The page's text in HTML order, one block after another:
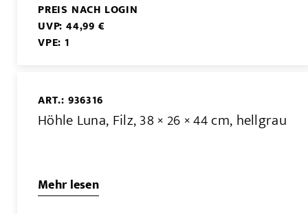
PREIS NACH LOGIN
UVP: 44,99 €
VPE: 1
ART.: 936316
Höhle Luna, Filz, 38 × 26 × 44 cm, hellgrau
Mehr lesen